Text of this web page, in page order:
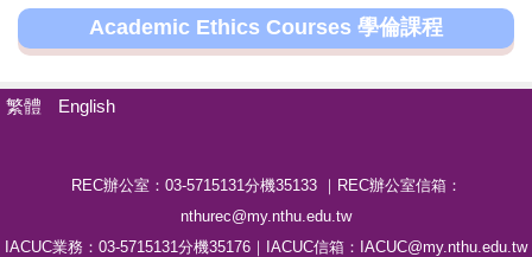
Academic Ethics Courses 學倫課程
繁體 English
REC辦公室：03-5715131分機35133 ｜REC辦公室信箱：
nthurec@my.nthu.edu.tw
IACUC業務：03-5715131分機35176｜IACUC信箱：IACUC@my.nthu.edu.tw